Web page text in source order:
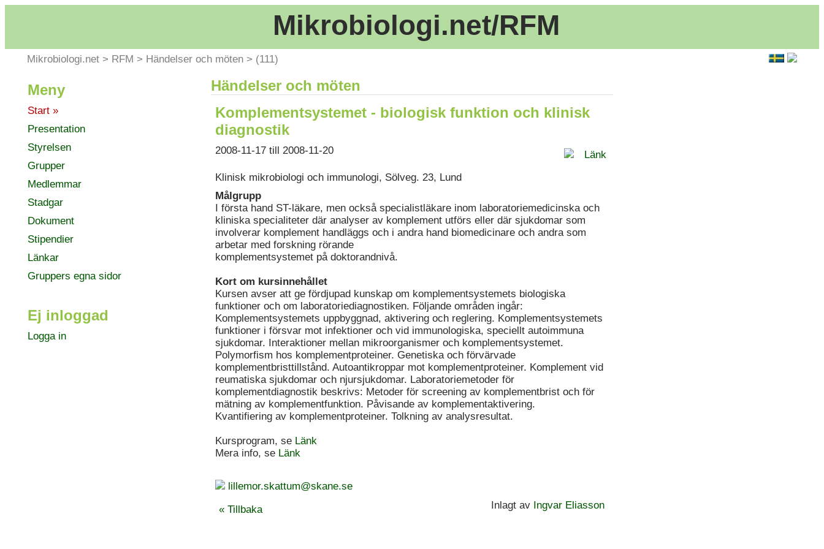
Mikrobiologi.net/RFM
Mikrobiologi.net > RFM > Händelser och möten > (111)
Meny
Start »
Presentation
Styrelsen
Grupper
Medlemmar
Stadgar
Dokument
Stipendier
Länkar
Gruppers egna sidor
Ej inloggad
Logga in
Händelser och möten
Komplementsystemet - biologisk funktion och klinisk
diagnostik
Länk
2008-11-17 till 2008-11-20
Klinisk mikrobiologi och immunologi, Sölveg. 23, Lund
Målgrupp
I första hand ST-läkare, men också specialistläkare inom laboratoriemedicinska och
kliniska specialiteter där analyser av komplement utförs eller där sjukdomar som
involverar komplement handläggs och i andra hand biomedicinare och andra som
arbetar med forskning rörande
komplementsystemet på doktorandnivå.
Kort om kursinnehållet
Kursen avser att ge fördjupad kunskap om komplementsystemets biologiska
funktioner och om laboratoriediagnostiken. Följande områden ingår:
Komplementsystemets uppbyggnad, aktivering och reglering. Komplementsystemets
funktioner i försvar mot infektioner och vid immunologiska, speciellt autoimmuna
sjukdomar. Interaktioner mellan mikroorganismer och komplementsystemet.
Polymorfism hos komplementproteiner. Genetiska och förvärvade
komplementbristtillstånd. Autoantikroppar mot komplementproteiner. Komplement vid
reumatiska sjukdomar och njursjukdomar. Laboratoriemetoder för
komplementdiagnostik beskrivs: Metoder för screening av komplementbrist och för
mätning av komplementfunktion. Påvisande av komplementaktivering.
Kvantifiering av komplementproteiner. Tolkning av analysresultat.
Kursprogram, se Länk
Mera info, se Länk
lillemor.skattum@skane.se
« Tillbaka
Inlagt av Ingvar Eliasson